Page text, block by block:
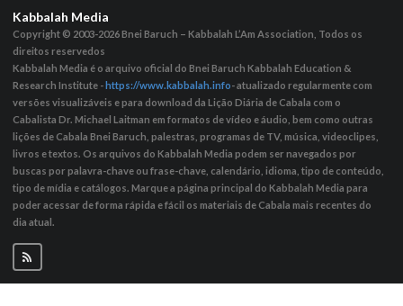
Kabbalah Media
Copyright © 2003-2026Bnei Baruch – Kabbalah L’Am Association, Todos os
direitos reservedos
Kabbalah Media é o arquivo oficial do Bnei Baruch Kabbalah Education &
Research Institute - https://www.kabbalah.info- atualizado regularmente com
versões visualizáveis ​​e para download da Lição Diária de Cabala com o
Cabalista Dr. Michael Laitman em formatos de vídeo e áudio, bem como outras
lições de Cabala Bnei Baruch, palestras, programas de TV, música, videoclipes,
livros e textos. Os arquivos do Kabbalah Media podem ser navegados por
buscas por palavra-chave ou frase-chave, calendário, idioma, tipo de conteúdo,
tipo de mídia e catálogos. Marque a página principal do Kabbalah Media para
poder acessar de forma rápida e fácil os materiais de Cabala mais recentes do
dia atual.